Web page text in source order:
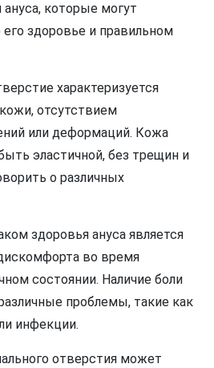
ануса, которые могут
здоровье и правильном
характеризуется
отсутствием
или деформаций. Кожа
эластичной, без трещин и
о различных
здоровья ануса является
во время
состоянии. Наличие боли
проблемы, такие как
инфекции.
отверстия может